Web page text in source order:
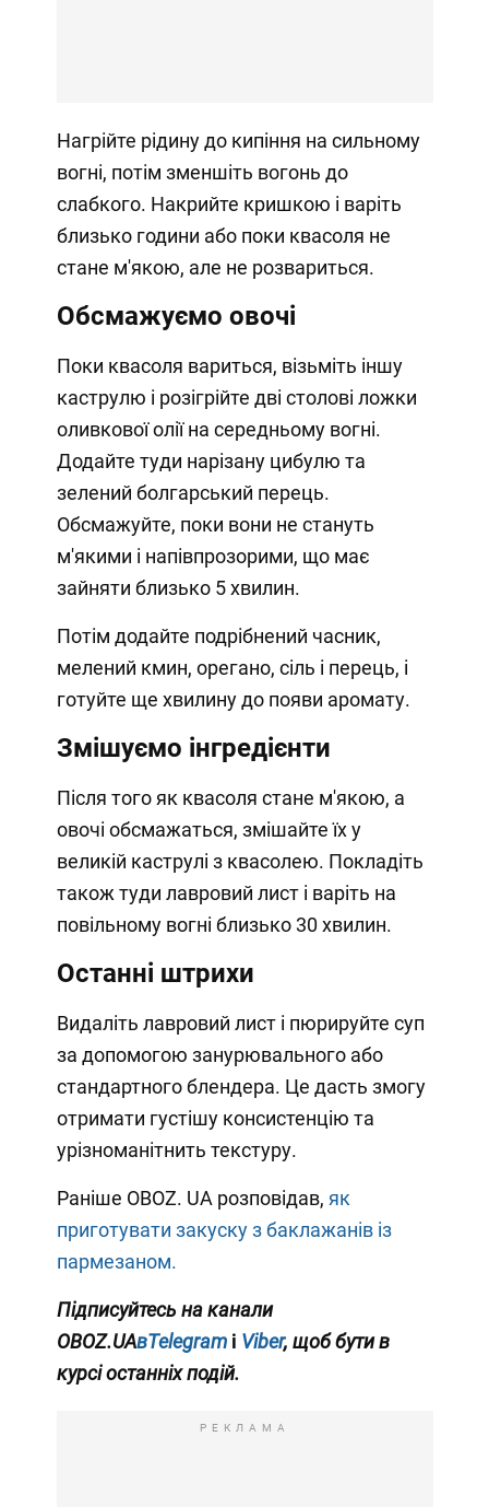
Нагрійте рідину до кипіння на сильному
вогні, потім зменшіть вогонь до
слабкого. Накрийте кришкою і варіть
близько години або поки квасоля не
стане м'якою, але не розвариться.
Обсмажуємо овочі
Поки квасоля вариться, візьміть іншу
каструлю і розігрійте дві столові ложки
оливкової олії на середньому вогні.
Додайте туди нарізану цибулю та
зелений болгарський перець.
Обсмажуйте, поки вони не стануть
м'якими і напівпрозорими, що має
зайняти близько 5 хвилин.
Потім додайте подрібнений часник,
мелений кмин, орегано, сіль і перець, і
готуйте ще хвилину до появи аромату.
Змішуємо інгредієнти
Після того як квасоля стане м'якою, а
овочі обсмажаться, змішайте їх у
великій каструлі з квасолею. Покладіть
також туди лавровий лист і варіть на
повільному вогні близько 30 хвилин.
Останні штрихи
Видаліть лавровий лист і пюрируйте суп
за допомогою занурювального або
стандартного блендера. Це дасть змогу
отримати густішу консистенцію та
урізноманітнить текстуру.
Раніше OBOZ. UA розповідав, як
приготувати закуску з баклажанів із
пармезаном.
Підписуйтесь на канали
OBOZ.UAвTelegramі Viber, щоб бути в
курсі останніх подій.
РЕКЛАМА